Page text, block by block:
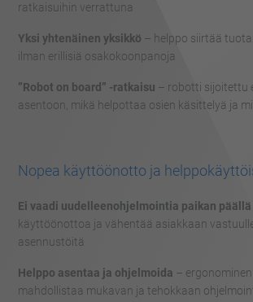
ratkaisuihin verrattuna
Yksi yhtenäinen yksikkö – helppo siirtää
ilman erillisiä osakokoonpanoja
”Robot on board” -ratkaisu – robotti sijoitettu
asentoon, mikä helpottaa osien käsittelyä ja
Nopea käyttöönotto ja
Ei vaadi uudelleenohjelmointia paikan päällä
käyttöönottoa ja vähentää asiakkaan
asennustöitä
Helppo asentaa ja ohjelmoida –
mahdollistaa mukavan ja tehokkaan